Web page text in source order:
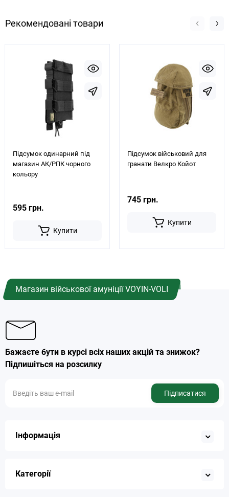
Рекомендовані товари
Підсумок одинарний під
магазин АК/РПК чорного
кольору
595 грн.
Купити
Підсумок військовий для
гранати Велкро Койот
745 грн.
Купити
Магазин військової амуніції VOYIN-VOLI
Бажаєте бути в курсі всіх наших акцій та знижок?
Підпишіться на розсилку
Підписатися
Інформація
Категорії